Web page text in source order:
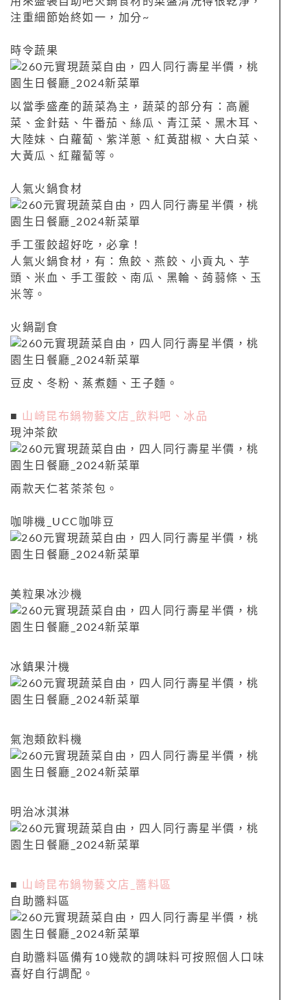
注重細節始終如一，加分~
時令蔬果
以當季盛產的蔬菜為主，蔬菜的部分有：高麗
菜、金針菇、牛番茄、絲瓜、青江菜、黑木耳、
大陸妹、白蘿蔔、紫洋蔥、紅黃甜椒、大白菜、
大黃瓜、紅蘿蔔等。
人氣火鍋食材
手工蛋餃超好吃，必拿！
人氣火鍋食材，有：魚餃、燕餃、小貢丸、芋
頭、米血、手工蛋餃、南瓜、黑輪、蒟蒻條、玉
米等。
火鍋副食
豆皮、冬粉、蒸煮麵、王子麵。
■
山崎昆布鍋物藝文店_飲料吧、冰品
現沖茶飲
兩款天仁茗茶茶包。
咖啡機_UCC咖啡豆
美粒果冰沙機
冰鎮果汁機
氣泡類飲料機
明治冰淇淋
■
山崎昆布鍋物藝文店_醬料區
自助醬料區
自助醬料區備有10幾款的調味料可按照個人口味
喜好自行調配。